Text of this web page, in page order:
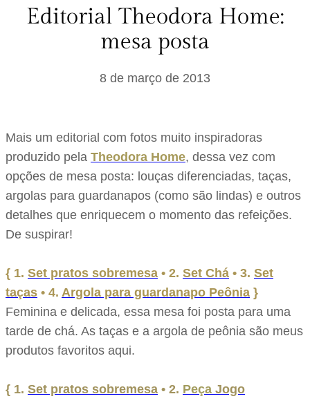
Editorial Theodora Home:
mesa posta
8 de março de 2013
Mais um editorial com fotos muito inspiradoras
produzido pela Theodora Home, dessa vez com
opções de mesa posta: louças diferenciadas, taças,
argolas para guardanapos (como são lindas) e outros
detalhes que enriquecem o momento das refeições.
De suspirar!
{ 1. Set pratos sobremesa • 2. Set Chá • 3. Set
taças • 4. Argola para guardanapo Peônia }
Feminina e delicada, essa mesa foi posta para uma
tarde de chá. As taças e a argola de peônia são meus
produtos favoritos aqui.
{ 1. Set pratos sobremesa • 2. Peça Jogo